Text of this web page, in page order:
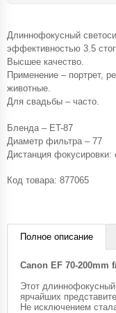
Длиннофокусный
эффективностью 3.5 стоп
Высшее качество.
Применение – портрет,
животные.
Для свадьбы – часто.
Бленда – ET-87
Диаметр фильтра – 77
Дистанция фокусировки:
Код товара: 877065
Полное описание
Canon EF 70-200mm
Этот
ярчайших
Не исключением